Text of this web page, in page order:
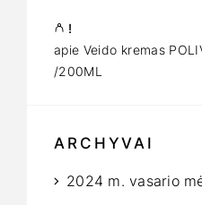
!
apie Veido kremas
/200ML
ARCHYVAI
2024 m. vasario